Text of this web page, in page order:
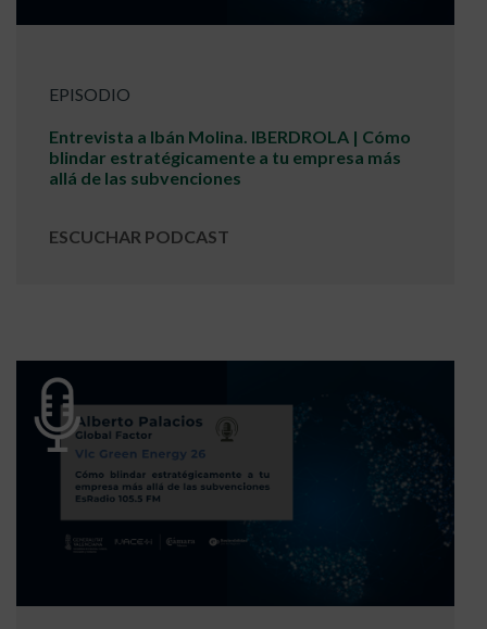
EPISODIO
Entrevista a Ibán Molina. IBERDROLA | Cómo
blindar estratégicamente a tu empresa más
allá de las subvenciones
ESCUCHAR PODCAST